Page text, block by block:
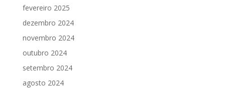
fevereiro 2025
dezembro 2024
novembro 2024
outubro 2024
setembro 2024
agosto 2024